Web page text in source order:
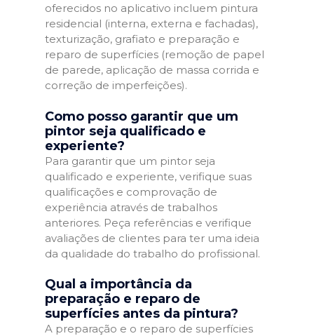
oferecidos no aplicativo incluem pintura
residencial (interna, externa e fachadas),
texturização, grafiato e preparação e
reparo de superfícies (remoção de papel
de parede, aplicação de massa corrida e
correção de imperfeições).
Como posso garantir que um
pintor seja qualificado e
experiente?
Para garantir que um pintor seja
qualificado e experiente, verifique suas
qualificações e comprovação de
experiência através de trabalhos
anteriores. Peça referências e verifique
avaliações de clientes para ter uma ideia
da qualidade do trabalho do profissional.
Qual a importância da
preparação e reparo de
superfícies antes da pintura?
A preparação e o reparo de superfícies